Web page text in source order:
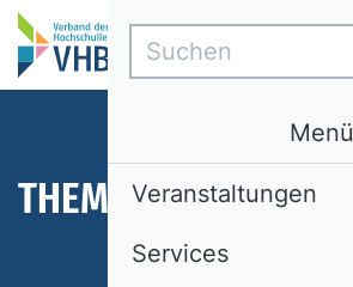
THEMEN
Suchen
Menü
Veranstaltungen
Services